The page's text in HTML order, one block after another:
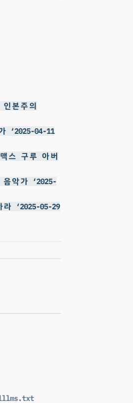
본주의
‘2025-04-11
스 구루 아버
악가 ‘2025-
‘2025-05-29
llms.txt